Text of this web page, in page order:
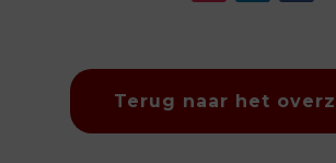
Terug naar het